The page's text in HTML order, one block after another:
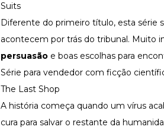
Suits
Diferente do primeiro título, esta série
acontecem por trás do tribunal. Muito
persuasão e boas escolhas para
Série para vendedor com ficção
The Last Shop
A história começa quando um vírus
cura para salvar o restante da